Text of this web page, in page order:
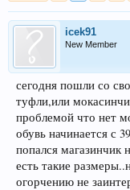
icek91
New Member
сегодня пошли со
туфли,или
проблемой что нет
обувь начинается с
попался магазинчик
есть такие
огорчению не